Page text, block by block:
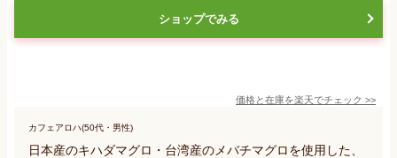
ショップでみる
価格と在庫を楽天でチェック >>
カフェアロハ(50代・男性)
日本産のキハダマグロ・台湾産のメバチマグロを使用した、